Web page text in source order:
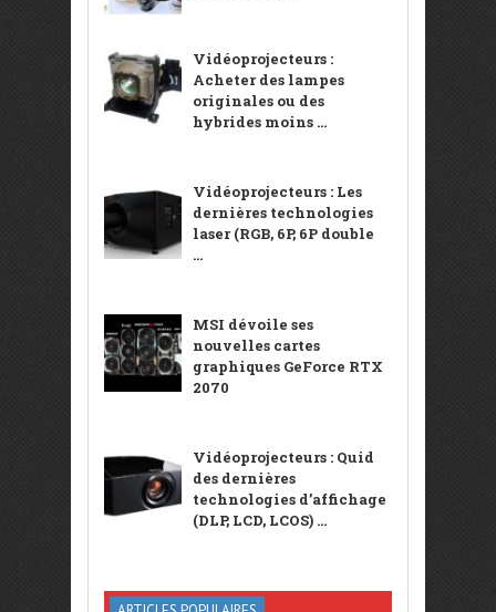
Vidéoprojecteurs :
Acheter des lampes
originales ou des
hybrides moins ...
Vidéoprojecteurs : Les
dernières technologies
laser (RGB, 6P, 6P double
...
MSI dévoile ses
nouvelles cartes
graphiques GeForce RTX
2070
Vidéoprojecteurs : Quid
des dernières
technologies d’affichage
(DLP, LCD, LCOS) ...